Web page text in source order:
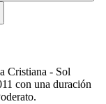
Cristiana - Sol
con una duración